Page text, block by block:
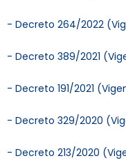
- Decreto 264/2022
- Decreto 389/2021
- Decreto 191/2021
- Decreto 329/2020
- Decreto 213/2020